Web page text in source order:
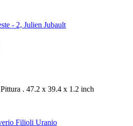
Pittura . 47.2 x 39.4 x 1.2 inch